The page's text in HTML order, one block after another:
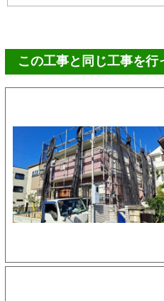
この工事と同じ工事を行